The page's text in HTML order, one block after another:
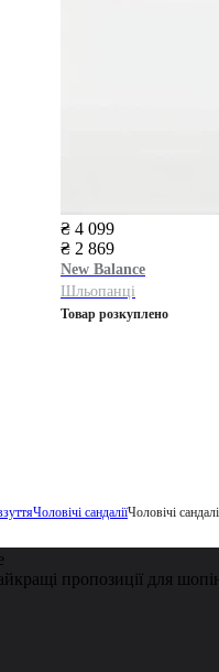
₴ 4 099
₴ 2 869
New Balance
Шльопанці
Товар розкуплено
Чоловічі сандаліїЧоловічі
пропозиції для